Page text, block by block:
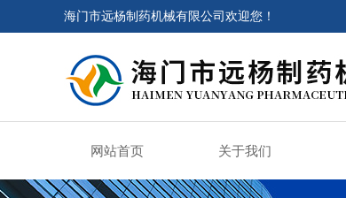
海门市远杨制药机械有限公司欢迎您！
网站首页 关于我们